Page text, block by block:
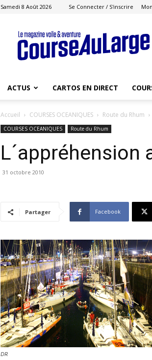
Samedi 8 Août 2026 Se Connecter / S'inscrire
Course
au
Large
ACTUS CARTOS EN DIRECT
Accueil COURSES OCEANIQUES Route du Rhum
COURSES OCEANIQUES Route du Rhum
L´appréhension
31 octobre 2010
Partager Facebook
DR